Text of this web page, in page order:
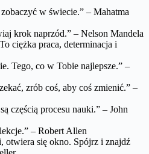
w świecie.” – Mahatma
krok naprzód.” – Nelson Mandela
ciężka praca, determinacja i
Tego, co w Tobie najlepsze.” –
zrób coś, aby coś zmienić.” –
częścią procesu nauki.” – John
– Robert Allen
otwiera się okno. Spójrz i znajdź